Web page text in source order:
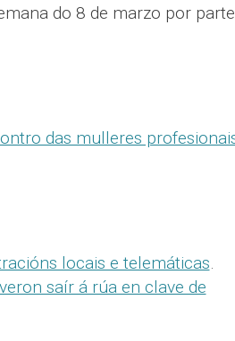
do 8 de marzo por
das mulleres
locais e telemáticas.
saír á rúa en clave de